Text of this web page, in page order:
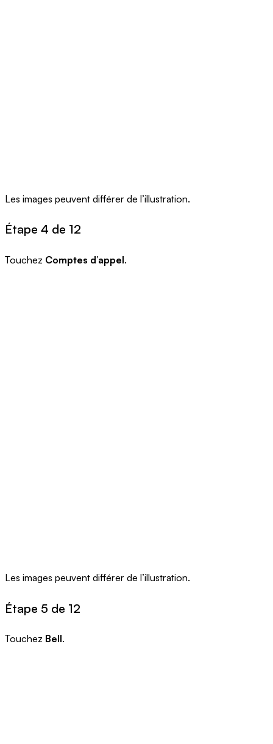
Les images peuvent différer de l’illustration.
Étape 4 de 12
Touchez Comptes d’appel.
Les images peuvent différer de l’illustration.
Étape 5 de 12
Touchez Bell.